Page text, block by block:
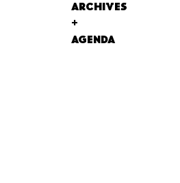
ARCHIVES
+
AGENDA